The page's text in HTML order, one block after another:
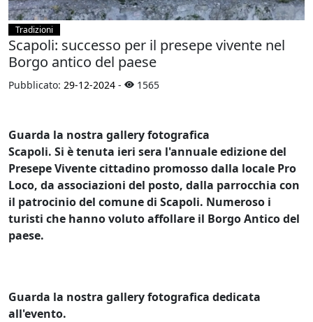
Tradizioni
Scapoli: successo per il presepe vivente nel
Borgo antico del paese
Pubblicato: 29-12-2024 - 1565
Guarda la nostra gallery fotografica
Scapoli. Si è tenuta ieri sera l'annuale edizione del
Presepe Vivente cittadino promosso dalla locale Pro
Loco, da associazioni del posto, dalla parrocchia con
il patrocinio del comune di Scapoli. Numeroso i
turisti che hanno voluto affollare il Borgo Antico del
paese.
Guarda la nostra gallery fotografica dedicata
all'evento.